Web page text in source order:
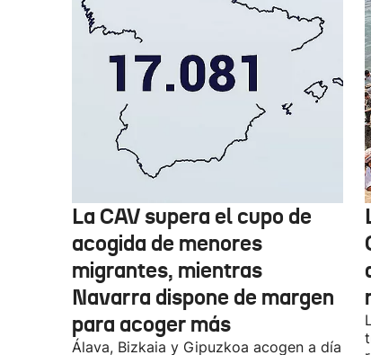
La CAV supera el cupo de
acogida de menores
migrantes, mientras
Navarra dispone de margen
para acoger más
Álava, Bizkaia y Gipuzkoa acogen a día